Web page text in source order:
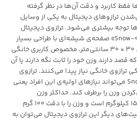
فقط کاربرد و دقت آن‌ها در نظر گرفته
ترازوهای دیجیتال به یکی از وسایل
توجه بیشتری می‌شود. ترازوی دیجیتال
«کمری» (Comry) مدل « Snow-01» صفحه‌ی شیشه‌ای با طراحی بسیار
زیبا دارد. این ترازو با ابعاد 30 × 30 سانتی‌متر، مخصوص کاربری خانگی
دارند وزن خود را ثابت نگه دارند یا آن
ترازوی خانگی نیاز پیدا می‌کنند. ترازوی
دیجیتال کمری مدل Snow-01 می‌تواند نیازهای اولیه‌ی این افراد یعنی
وزن را برطرف کند. حداکثر وزن
قابل‌تحمل این دستگاه 150 کیلوگرم است و وزن را با دقت 100 گرم
دیگر این ترازوی دیجیتال می‌توان به